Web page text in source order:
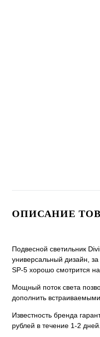
ОПИСАНИЕ
Подвесной светильник
универсальный дизайн,
SP-5 хорошо смотрится на
Мощный поток света
дополнить
Известность бренда
рублей в течение 1-2